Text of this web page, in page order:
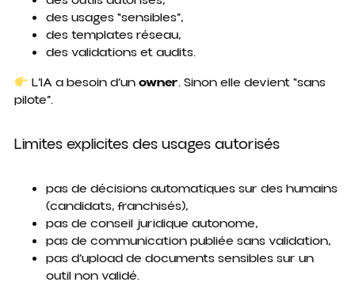
des usages “sensibles”,
des templates réseau,
des validations et audits.
L’IA a besoin d’unowner. Sinon elle devient “sans
pilote”.
Limites explicites des usages autorisés
pas de décisions automatiques sur des humains
(candidats, franchisés),
pas de conseil juridique autonome,
pas de communication publiée sans validation,
pas d’upload de documents sensibles sur un
outil non validé.